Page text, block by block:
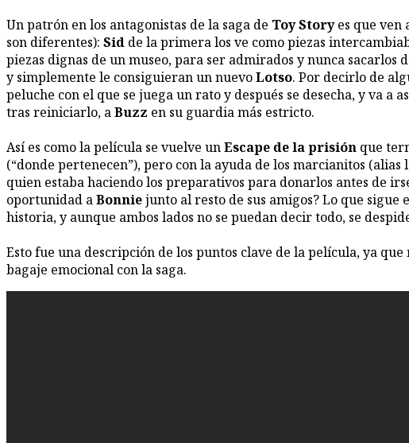
Un patrón en los antagonistas de la saga de Toy Storyes que ven
son diferentes): Sid de la primera los ve como piezas
piezas dignas de un museo, para ser admirados y nunca sacarlos
y simplemente le consiguieran un nuevoLotso. Por decirlo de
peluche con el que se juega un rato y después se desecha, y va
tras reiniciarlo, aBuzz en su guardia más estricto.
Así es como la película se vuelve unEscape de la prisión que
(“donde pertenecen”), pero con la ayuda de los marcianitos (alias
quien estaba haciendo los preparativos para donarlos antes de
oportunidad aBonniejunto al resto de sus amigos? Lo que
historia, y aunque ambos lados no se puedan decir todo, se
Esto fue una descripción de los puntos clave de la película, ya
bagaje emocional con la saga.